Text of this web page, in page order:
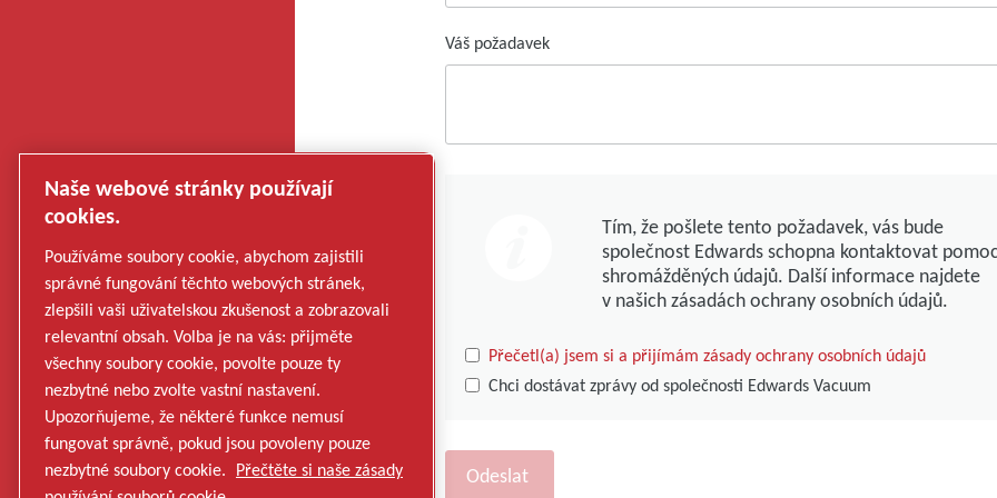
Váš požadavek
Tím, že pošlete tento požadavek, vás bude
společnost Edwards schopna kontaktovat
shromážděných údajů. Další informace najdete
v našich zásadách ochrany osobních údajů.
Přečetl(a) jsem si a přijímám zásady ochrany osobních údajů
Chci dostávat zprávy od společnosti Edwards Vacuum
Naše webové stránky používají
cookies.
Používáme soubory cookie, abychom zajistili
správné fungování těchto webových stránek,
zlepšili vaši uživatelskou zkušenost a zobrazovali
relevantní obsah. Volba je na vás: přijměte
všechny soubory cookie, povolte pouze ty
nezbytné nebo zvolte vastní nastavení.
Upozorňujeme, že některé funkce nemusí
fungovat správně, pokud jsou povoleny pouze
nezbytné soubory cookie. Přečtěte si naše zásady